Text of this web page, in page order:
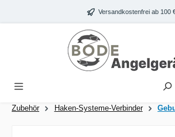
Zum Hauptinhalt springen Versandkostenfrei ab 100
Zubehör Haken-Systeme-Verbinder